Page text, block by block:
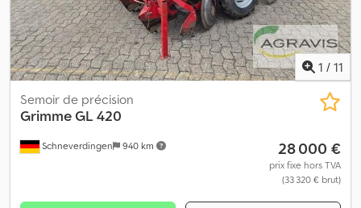
1 / 11
Schneverdingen 940 km
Semoir de précision
GrimmeGL 420
28 000 €
prix fixe hors TVA
(33 320 € brut)